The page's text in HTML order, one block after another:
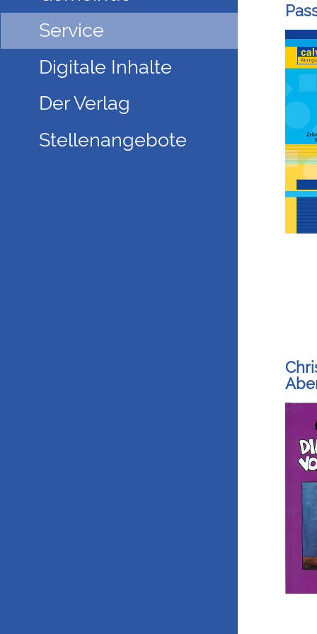
Service
Digitale Inhalte
Der Verlag
Stellenangebote